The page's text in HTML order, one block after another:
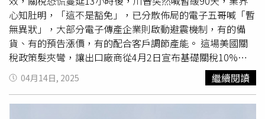
蓮3入與焦糖沾醬。（1,080元，圖／魏妤靜攝）說到靜巷小
店，在SOMMÉ隔鄰的甜點品牌「desert LAND」則是
FoodSeason食時可樂另一力作。品牌主打「沾醬×餅乾×
組合式風味」，團隊將Gelato綿密滑順的特色延伸進醬料世
界，打造出一系列「Gelly沾醬」。從經典的海鹽焦糖、日
式焙茶，到嚴選義大利西西里島開心果製成的濃醇醬料，每
一款都保有細緻柔滑的質地與層次豐富的風味，也會依據季
心知肚明，「這不是豁免」，已分散佈局的電子五哥喊「暫
無異狀」，大部分電子傳產企業則啟動避震機制，有的備
貨、有的預告漲價，有的配合客戶調節產能。 這場美國關
稅政策髮夾彎，讓出口廠商從4月2日宣布基礎關稅10%
起，接到客戶急call「停止出貨、暫緩出貨」，到9日更嚴
峻的對等關稅生效後13小時喊停90天，客戶急call從原本的
交貨「慢慢來」火速改為「趕緊來」，搶在90天關稅空窗緩
04月14日, 2025 繼續閱讀